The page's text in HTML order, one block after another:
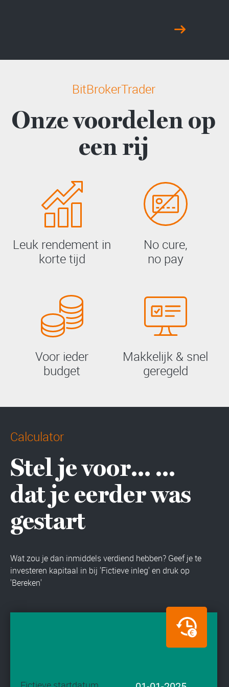
BitBrokerTrader
Onze voordelen op
een rij
Leuk rendement in
korte tijd
No cure,
no pay
Voor ieder
budget
Makkelijk & snel
geregeld
Calculator
Stel je voor… …
dat je eerder was
gestart
Wat zou je dan inmiddels verdiend hebben? Geef je te
investeren kapitaal in bij 'Fictieve inleg' en druk op
'Bereken'